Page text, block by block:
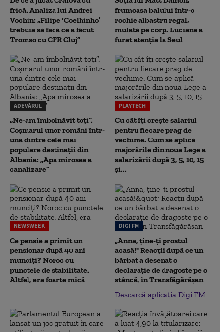
frică. Analiza lui Andrei
Vochin: „Filipe ‘Coelhinho’
trebuia să facă ce a făcut
Tromso cu CFR Cluj”
frumoasa balului într-o
rochie albastru regal,
mulată pe corp. Luciana a
furat atenția la Seul
ADEVĂRUL
„Ne-am îmbolnăvit toți”.
Coșmarul unor români într-
una dintre cele mai
populare destinații din
Albania: „Apa mirosea a
canalizare”
PLAYTECH
Cu cât îți crește salariul
pentru fiecare prag de
vechime. Cum se aplică
majorările din noua Lege a
salarizării după 3, 5, 10, 15
și...
NEWSWEEK
Ce pensie a primit un
pensionar după 40 ani
munciți? Noroc cu
punctele de stabilitate.
Altfel, era foarte mică
DIGI FM
„Anna, ţine-ţi prostul
acasă!" Reacţii după ce un
bărbat a desenat o
declaraţie de dragoste pe o
stâncă, în Transfăgărăşan
Descarcă aplicația Digi FM